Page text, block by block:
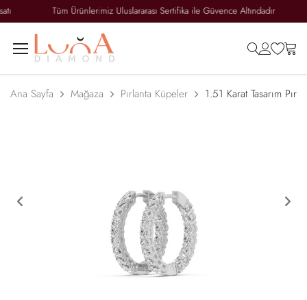
Tüm Ürünlerimiz Uluslararası Sertifika ile Güvence Altındadır
search
Ana Sayfa Mağaza Pırlanta Küpeler 1.51 Karat Tasarım
Previous